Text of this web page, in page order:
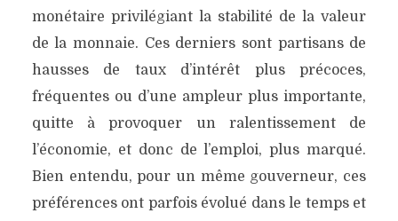
monétaire privilégiant la stabilité de la valeur
de la monnaie. Ces derniers sont partisans de
hausses de taux d’intérêt plus précoces,
fréquentes ou d’une ampleur plus importante,
quitte à provoquer un ralentissement de
l’économie, et donc de l’emploi, plus marqué.
Bien entendu, pour un même gouverneur, ces
préférences ont parfois évolué dans le temps et